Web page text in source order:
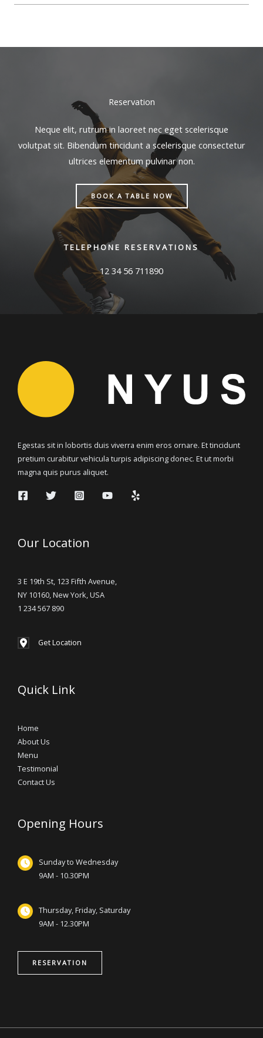
Reservation
Neque elit, rutrum in laoreet nec eget scelerisque
volutpat sit. Bibendum tincidunt a scelerisque consectetur
ultrices elementum pulvinar non.
BOOK A TABLE NOW
TELEPHONE RESERVATIONS
12 34 56 711890
Egestas sit in lobortis duis viverra enim eros ornare. Et tincidunt
pretium curabitur vehicula turpis adipiscing donec. Et ut morbi
magna quis purus aliquet.
Our Location
3 E 19th St, 123 Fifth Avenue,
NY 10160, New York, USA
1 234 567 890
Get Location
Quick Link
Home
About Us
Menu
Testimonial
Contact Us
Opening Hours
Sunday to Wednesday
9AM - 10.30PM
Thursday, Friday, Saturday
9AM - 12.30PM
RESERVATION